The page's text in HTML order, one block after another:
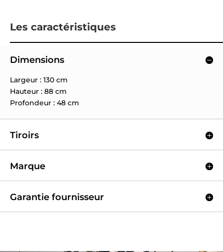
Les caractéristiques
Dimensions
Largeur : 130 cm
Hauteur : 88 cm
Profondeur : 48 cm
Tiroirs
Marque
Garantie fournisseur